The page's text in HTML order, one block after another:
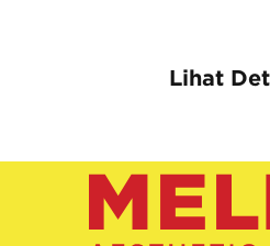
Lihat